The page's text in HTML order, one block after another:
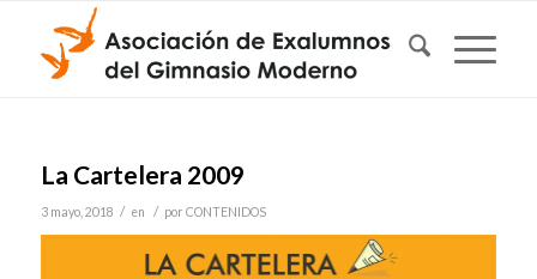
La Cartelera 2009
3 mayo, 2018 / en / por CONTENIDOS